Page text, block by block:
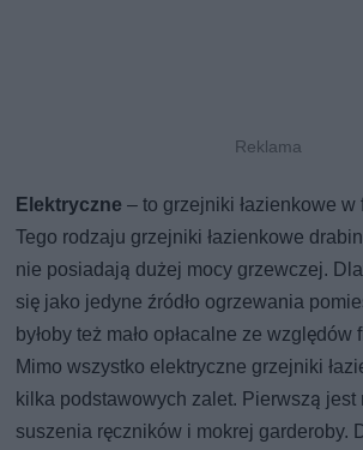
Elektryczne – to grzejniki łazienkowe w
Tego rodzaju grzejniki łazienkowe
nie posiadają dużej mocy grzewczej.
się jako jedyne źródło ogrzewania
byłoby też mało opłacalne ze względów
Mimo wszystko elektryczne grzejniki
kilka podstawowych zalet. Pierwszą jest
suszenia ręczników i mokrej garderoby.